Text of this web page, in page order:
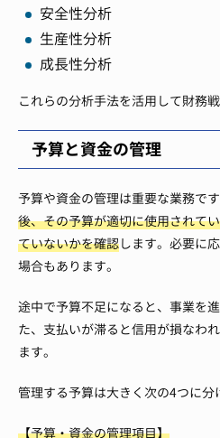
安全性分析
生産性分析
成長性分析
これらの分析手法を活用して財務
予算と資金の管理
予算や資金の管理は重要な業務です
後、その予算が適切に使用されて
ていないかを確認します。必要に
場合もあります。
途中で予算不足になると、事業を
た、支払いが滞ると信用が損なわ
ます。
管理する予算は大きく次の4つに分
【予算・資金の管理項目】